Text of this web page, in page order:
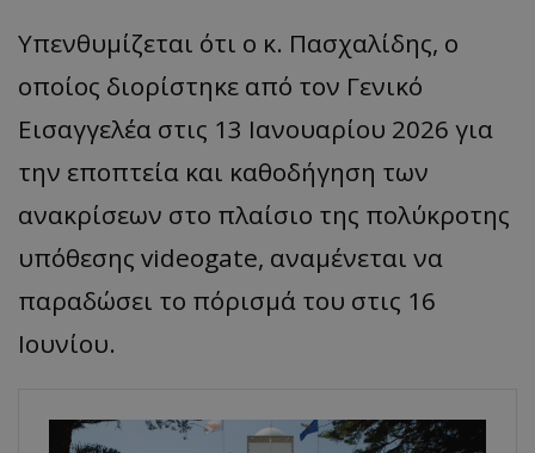
Υπενθυμίζεται ότι ο κ. Πασχαλίδης, ο
οποίος διορίστηκε από τον Γενικό
Εισαγγελέα στις 13 Ιανουαρίου 2026 για
την εποπτεία και καθοδήγηση των
ανακρίσεων στο πλαίσιο της πολύκροτης
υπόθεσης videogate, αναμένεται να
παραδώσει το πόρισμά του στις 16
Ιουνίου.